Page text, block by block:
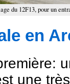
du 12F13, pour un
en
une